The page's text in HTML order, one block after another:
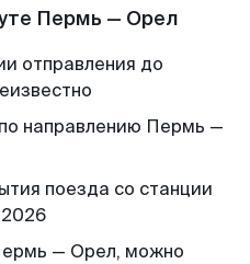
Пермь — Орел
отправления до
направлению Пермь —
поезда со станции
— Орел, можно